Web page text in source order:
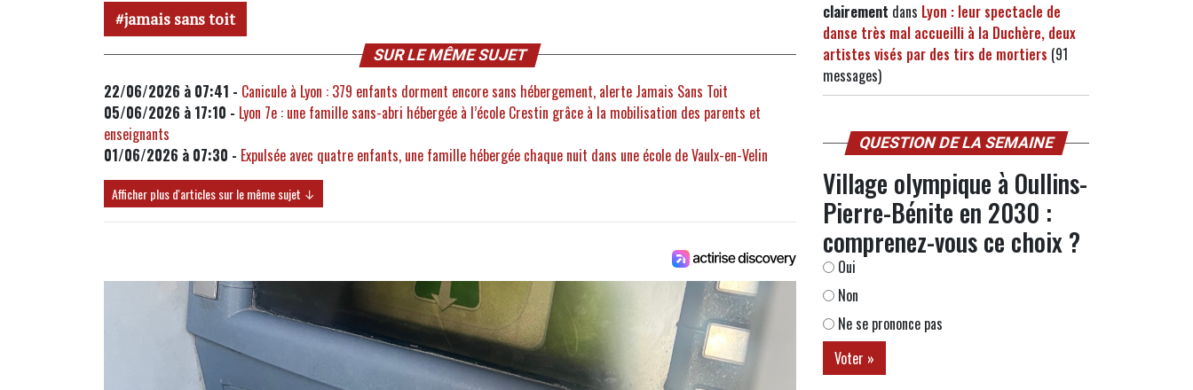
jamais sans toit
SUR LE MÊME SUJET
22/06/2026 à 07:41 - Canicule à Lyon : 379 enfants dorment encore sans hébergement, alerte Jamais Sans Toit
05/06/2026 à 17:10 - Lyon 7e : une famille sans-abri hébergée à l’école Crestin grâce à la mobilisation des parents et
enseignants
01/06/2026 à 07:30 - Expulsée avec quatre enfants, une famille hébergée chaque nuit dans une école de Vaulx-en-Velin
Afficher plus d'articles sur le même sujet ↓
clairement dans Lyon : leur spectacle de
danse très mal accueilli à la Duchère, deux
artistes visés par des tirs de mortiers (91
messages)
QUESTION DE LA SEMAINE
Village olympique à Oullins-
Pierre-Bénite en 2030 :
comprenez-vous ce choix ?
Oui
Non
Ne se prononce pas